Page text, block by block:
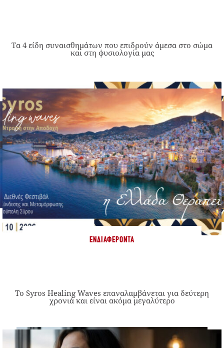
Τα 4 είδη συναισθημάτων που επιδρούν άμεσα στο σώμα
και στη φυσιολογία μας
ΕΝΔΙΑΦΈΡΟΝΤΑ
Το Syros Healing Waves επαναλαμβάνεται για δεύτερη
χρονιά και είναι ακόμα μεγαλύτερο